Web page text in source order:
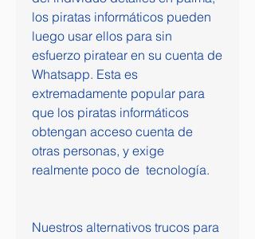
los piratas informáticos pueden
luego usar ellos para sin
esfuerzo piratear en su cuenta de
Whatsapp. Esta es
extremadamente popular para
que los piratas informáticos
obtengan acceso cuenta de
otras personas, y exige
realmente poco de  tecnología.
Nuestros alternativos trucos para